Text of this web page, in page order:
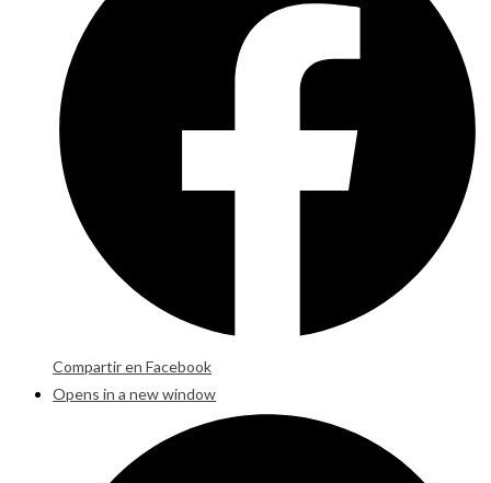
Compartir en Facebook
Opens in a new window